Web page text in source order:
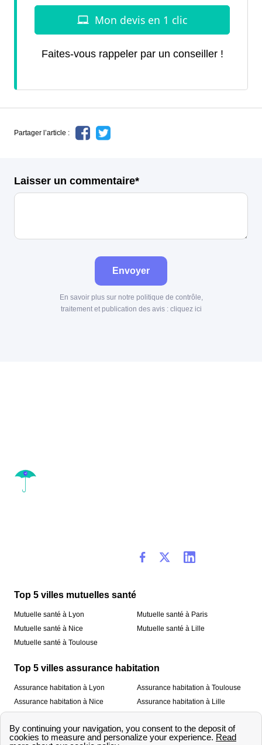
Faites-vous rappeler par un conseiller !
Partager l’article :
Laisser un commentaire*
Envoyer
En savoir plus sur notre politique de contrôle,
traitement et publication des avis : cliquez ici
Top 5 villes mutuelles santé
Mutuelle santé à Lyon
Mutuelle santé à Nice
Mutuelle santé à Toulouse
Mutuelle santé à Paris
Mutuelle santé à Lille
Top 5 villes assurance habitation
Assurance habitation à Lyon
Assurance habitation à Nice
Assurance habitation à Toulouse
Assurance habitation à Lille
À propos